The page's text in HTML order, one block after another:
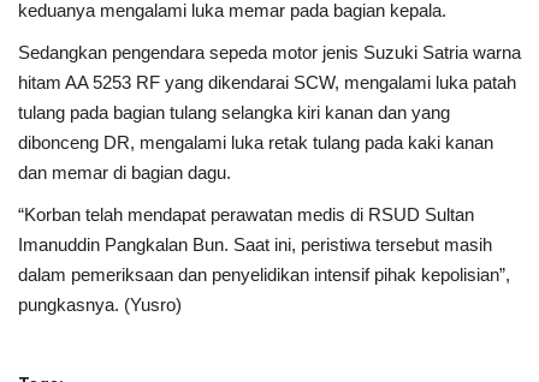
keduanya mengalami luka memar pada bagian kepala.
Sedangkan pengendara sepeda motor jenis Suzuki Satria warna
hitam AA 5253 RF yang dikendarai SCW, mengalami luka patah
tulang pada bagian tulang selangka kiri kanan dan yang
dibonceng DR, mengalami luka retak tulang pada kaki kanan
dan memar di bagian dagu.
“Korban telah mendapat perawatan medis di RSUD Sultan
Imanuddin Pangkalan Bun. Saat ini, peristiwa tersebut masih
dalam pemeriksaan dan penyelidikan intensif pihak kepolisian”,
pungkasnya. (Yusro)